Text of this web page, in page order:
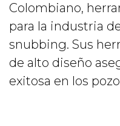
Colombiano,
para la industria
snubbing. Sus
de alto diseño
exitosa en los